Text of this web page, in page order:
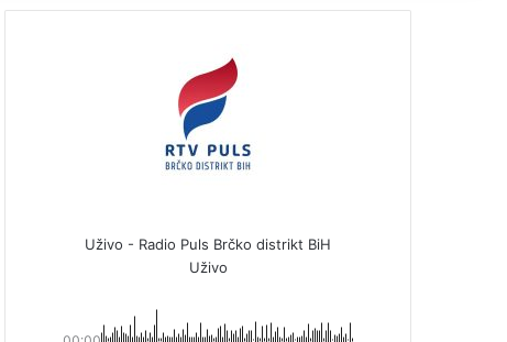
Uživo - Radio Puls Brčko distrikt BiH
Uživo